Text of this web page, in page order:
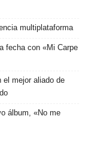
multiplataforma
fecha con «Mi Carpe
el mejor aliado de
álbum, «No me